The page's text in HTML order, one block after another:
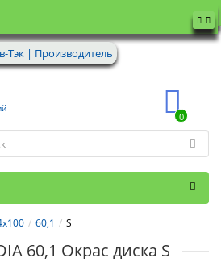
0
60,1 S
60,1 Окрас диска S